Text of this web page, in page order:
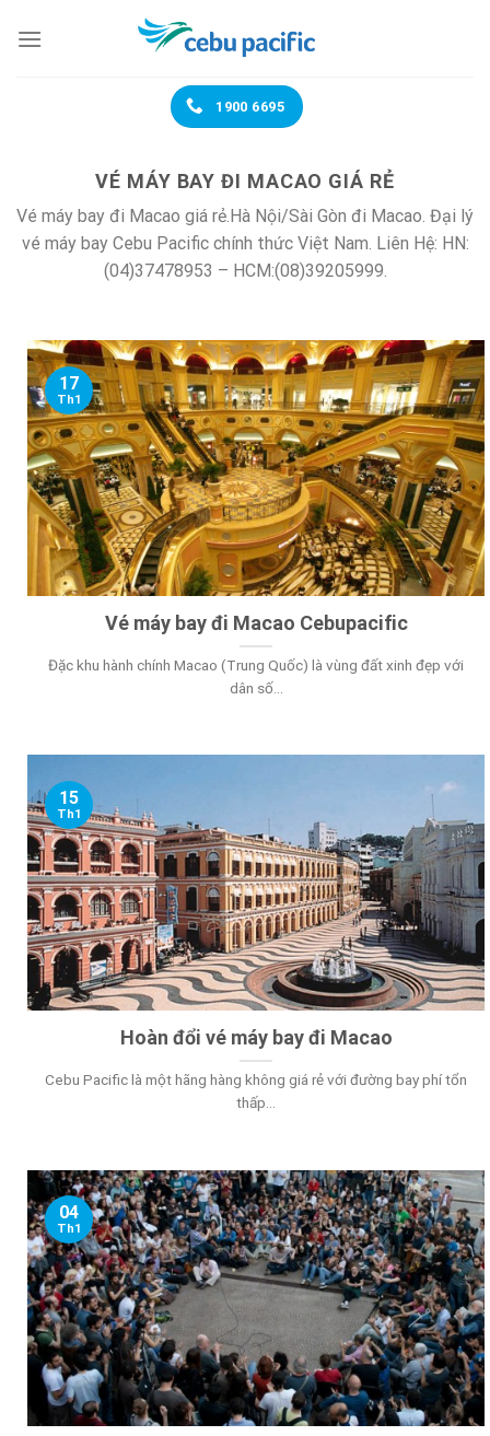
đến
1900 6695
VÉ MÁY BAY ĐI MACAO GIÁ RẺ
Vé máy bay đi Macao giá rẻ.Hà Nội/Sài Gòn đi Macao. Đại lý
vé máy bay Cebu Pacific chính thức Việt Nam. Liên Hệ: HN:
(04)37478953 – HCM:(08)39205999.
Vé máy bay đi Macao Cebupacific
Đặc khu hành chính Macao (Trung Quốc) là vùng đất xinh đẹp với
dân số...
17
Th1
Hoàn đổi vé máy bay đi Macao
Cebu Pacific là một hãng hàng không giá rẻ với đường bay phí tổn
thấp...
15
Th1
04
Th1